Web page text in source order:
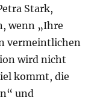
Stark,
wenn „Ihre
vermeintlichen
wird nicht
kommt, die
und